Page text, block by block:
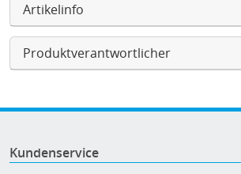
Artikelinfo
Produktverantwortlicher
Kundenservice